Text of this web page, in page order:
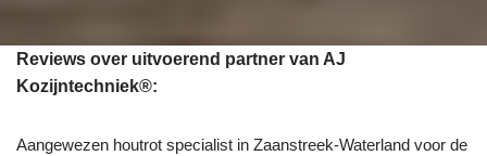
Reviews over uitvoerend partner van AJ
Kozijntechniek®:
Aangewezen houtrot specialist in Zaanstreek-Waterland voor de